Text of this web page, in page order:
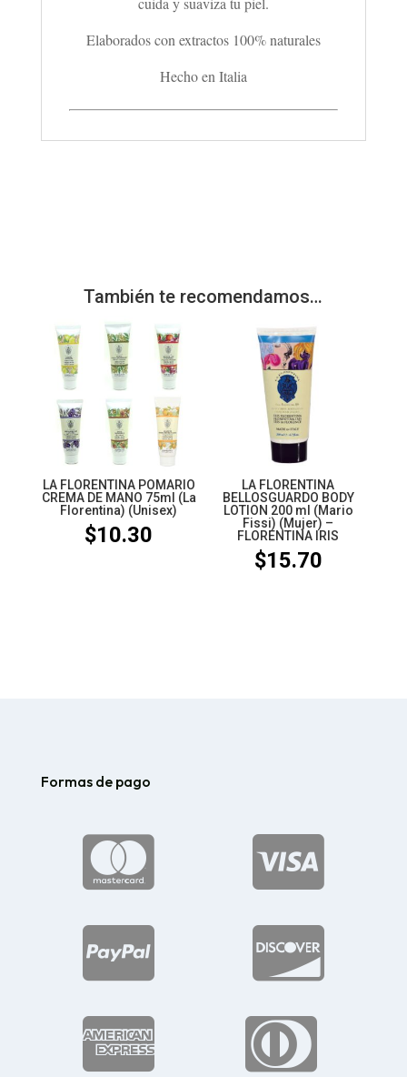
Elaborados con extractos ‎100% naturales
Hecho en Italia
También te recomendamos…
LA FLORENTINA POMARIO
CREMA DE MANO 75ml (La
Florentina) (Unisex)
$10.30
LA FLORENTINA
BELLOSGUARDO BODY
LOTION 200 ml (Mario
Fissi) (Mujer) –
FLORENTINA IRIS
$15.70
Formas de pago





